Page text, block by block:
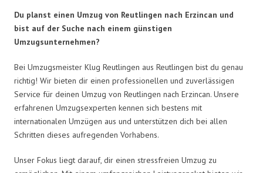
Du planst einen Umzug von Reutlingen nach Erzincan und
bist auf der Suche nach einem günstigen
Umzugsunternehmen?
Bei Umzugsmeister Klug Reutlingen aus Reutlingen bist du genau
richtig! Wir bieten dir einen professionellen und zuverlässigen
Service für deinen Umzug von Reutlingen nach Erzincan. Unsere
erfahrenen Umzugsexperten kennen sich bestens mit
internationalen Umzügen aus und unterstützen dich bei allen
Schritten dieses aufregenden Vorhabens.
Unser Fokus liegt darauf, dir einen stressfreien Umzug zu